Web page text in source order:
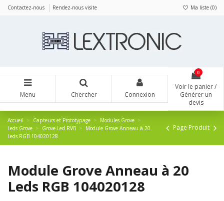
Contactez-nous Rendez-nous visite Ma liste (0)
Menu Chercher Connexion
0
Voir le panier /
Générer un
devis
Accueil Capteurs et Prototypage
Modules Grove
Leds Grove
Grove Led RVB
Module Grove Anneau à 20
Leds RGB 104020128
Page Produit
Module Grove Anneau à 20
Leds RGB 104020128
Panneau de gestion des cookies